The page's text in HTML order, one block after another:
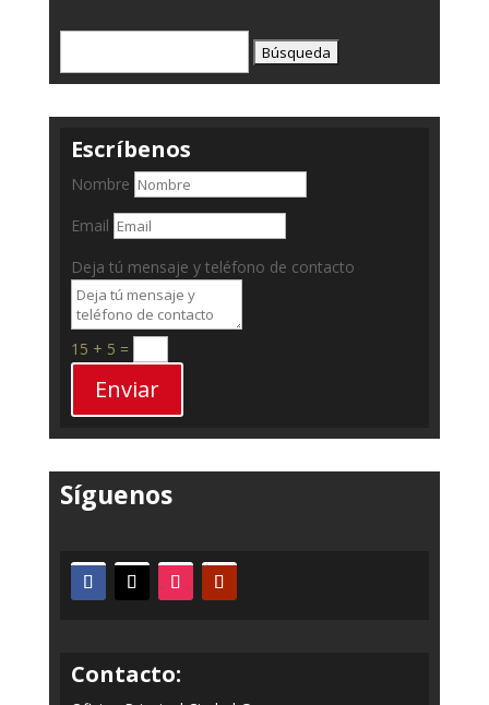
Escríbenos
Nombre
Email
Deja tú mensaje y teléfono de contacto
15 + 5 =
Enviar
Síguenos
Contacto: